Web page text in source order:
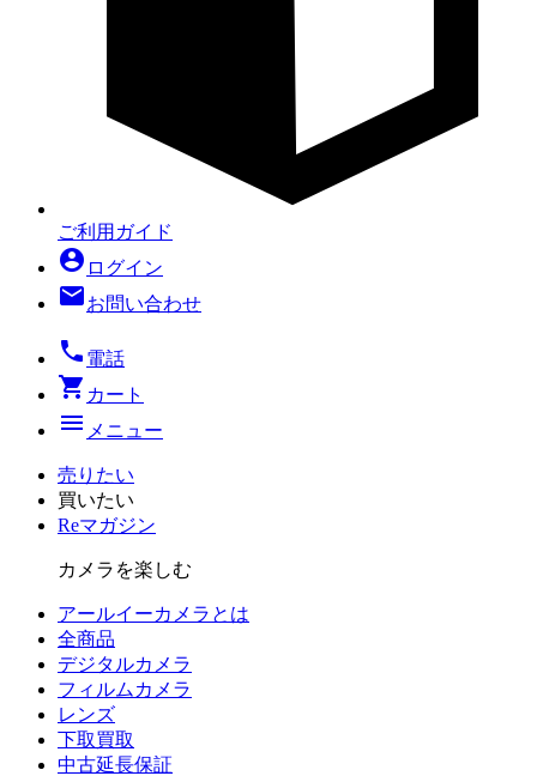
ご利用ガイド
account_circle ログイン
mailお問い合わせ
local_phone 電話
shopping_cart カート
menu メニュー
売りたい
買いたい
Reマガジン
カメラを楽しむ
アールイーカメラとは
全商品
デジタルカメラ
フィルム カメラ
レンズ
下取買取
中古延長保証